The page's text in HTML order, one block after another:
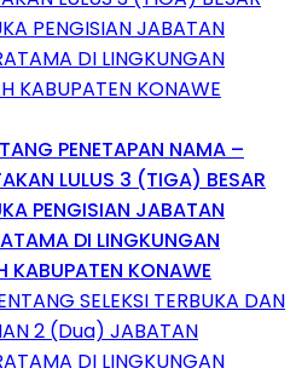
PENETAPAN NAMA –
LULUS 3 (TIGA) BESAR
PENGISIAN JABATAN
DI LINGKUNGAN
KABUPATEN KONAWE